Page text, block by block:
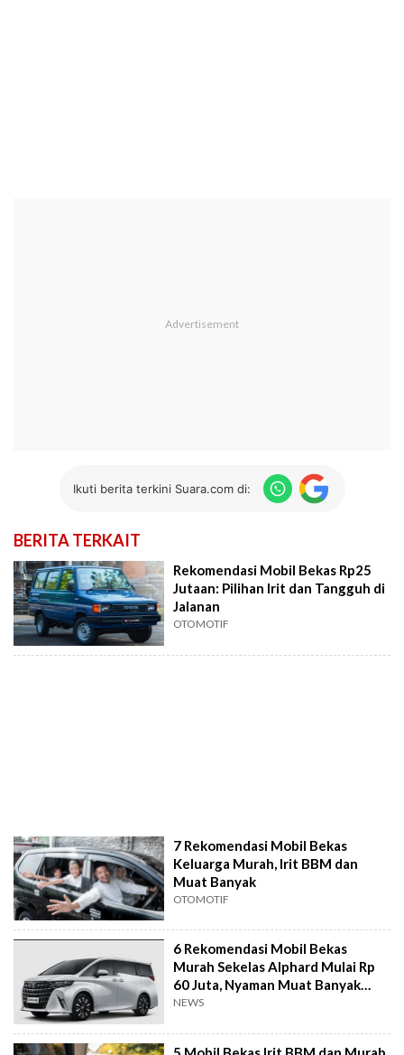
Ikuti berita terkini Suara.com di:
BERITA TERKAIT
Rekomendasi Mobil Bekas Rp25
Jutaan: Pilihan Irit dan Tangguh di
Jalanan
OTOMOTIF
7 Rekomendasi Mobil Bekas
Keluarga Murah, Irit BBM dan
Muat Banyak
OTOMOTIF
6 Rekomendasi Mobil Bekas
Murah Sekelas Alphard Mulai Rp
60 Juta, Nyaman Muat Banyak
Orang
NEWS